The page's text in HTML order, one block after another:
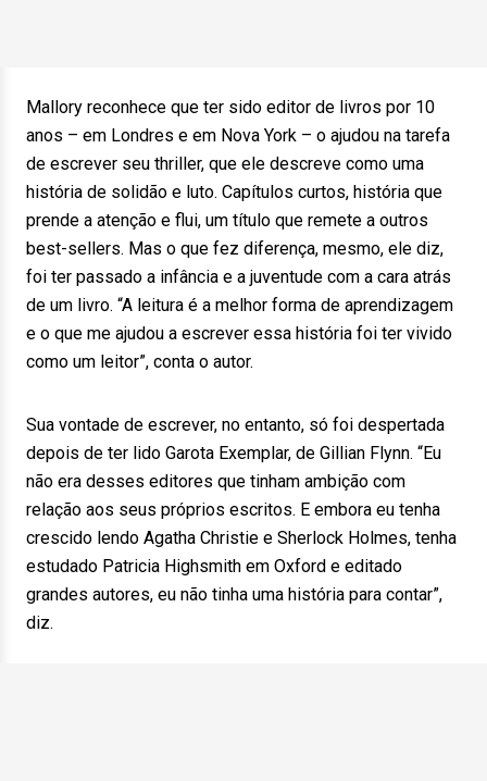
Mallory reconhece que ter sido editor de livros por 10
anos – em Londres e em Nova York – o ajudou na tarefa
de escrever seu thriller, que ele descreve como uma
história de solidão e luto. Capítulos curtos, história que
prende a atenção e flui, um título que remete a outros
best-sellers. Mas o que fez diferença, mesmo, ele diz,
foi ter passado a infância e a juventude com a cara atrás
de um livro. “A leitura é a melhor forma de aprendizagem
e o que me ajudou a escrever essa história foi ter vivido
como um leitor”, conta o autor.
Sua vontade de escrever, no entanto, só foi despertada
depois de ter lido Garota Exemplar, de Gillian Flynn. “Eu
não era desses editores que tinham ambição com
relação aos seus próprios escritos. E embora eu tenha
crescido lendo Agatha Christie e Sherlock Holmes, tenha
estudado Patricia Highsmith em Oxford e editado
grandes autores, eu não tinha uma história para contar”,
diz.